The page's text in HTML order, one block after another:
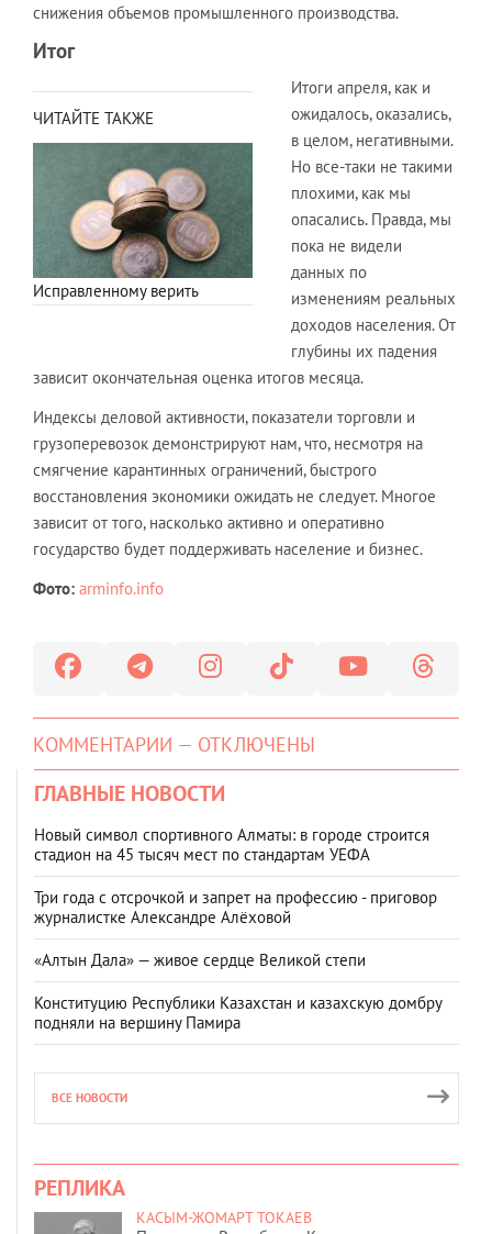
снижения объемов промышленного производства.
Итог
ЧИТАЙТЕ ТАКЖЕ
Исправленному верить
Итоги апреля, как и
ожидалось, оказались,
в целом, негативными.
Но все-таки не такими
плохими, как мы
опасались. Правда, мы
пока не видели
данных по
изменениям реальных
доходов населения. От
глубины их падения
зависит окончательная оценка итогов месяца.
Индексы деловой активности, показатели торговли и
грузоперевозок демонстрируют нам, что, несмотря на
смягчение карантинных ограничений, быстрого
восстановления экономики ожидать не следует. Многое
зависит от того, насколько активно и оперативно
государство будет поддерживать население и бизнес.
Фото: arminfo.info
КОММЕНТАРИИ — ОТКЛЮЧЕНЫ
ГЛАВНЫЕ НОВОСТИ
Новый символ спортивного Алматы: в городе строится
стадион на 45 тысяч мест по стандартам УЕФА
Три года с отсрочкой и запрет на профессию - приговор
журналистке Александре Алёховой
«Алтын Дала» — живое сердце Великой степи
Конституцию Республики Казахстан и казахскую домбру
подняли на вершину Памира
ВСЕ НОВОСТИ
РЕПЛИКА
КАСЫМ-ЖОМАРТ ТОКАЕВ